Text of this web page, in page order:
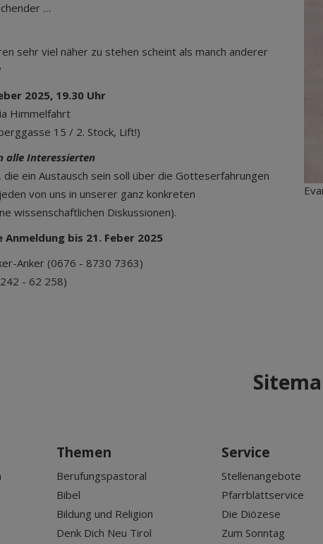
…
sehr viel näher zu stehen scheint als manch anderer
2025, 19.30 Uhr
Himmelfahrt
15 / 2. Stock, Lift!)
alle Interessierten
ein Austausch sein soll über die Gotteserfahrungen
von uns in unserer ganz konkreten
wissenschaftlichen Diskussionen).
bis 21. Feber 2025
Anker (0676 - 8730 7363)
- 62 258)
Themen
Berufungspastoral
Bibel
Bildung und Religion
Denk Dich Neu Tirol
Service
Stellenangebote
Pfarrblattservice
Die Diözese
Zum Sonntag